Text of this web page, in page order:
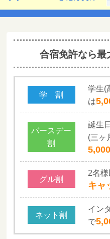
合宿免許なら最
学 割
学生(
は
バースデー
割
誕生
(三ヶ
グル割
2名
キャ
ネット割
イン
で